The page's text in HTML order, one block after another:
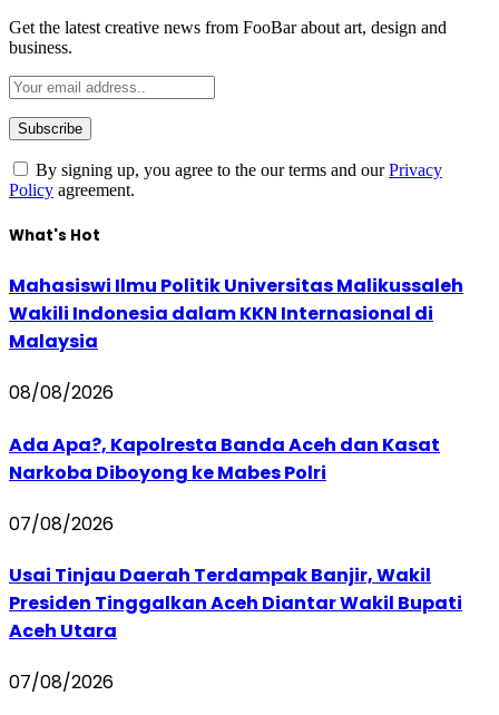
Get the latest creative news from FooBar about art, design and
business.
By signing up, you agree to the our terms and ourPrivacy
Policy agreement.
What's Hot
Mahasiswi Ilmu Politik Universitas Malikussaleh
Wakili Indonesia dalam KKN Internasional di
Malaysia
08/08/2026
Ada Apa?, Kapolresta Banda Aceh dan Kasat
Narkoba Diboyong ke Mabes Polri
07/08/2026
Usai Tinjau Daerah Terdampak Banjir, Wakil
Presiden Tinggalkan Aceh Diantar Wakil Bupati
Aceh Utara
07/08/2026